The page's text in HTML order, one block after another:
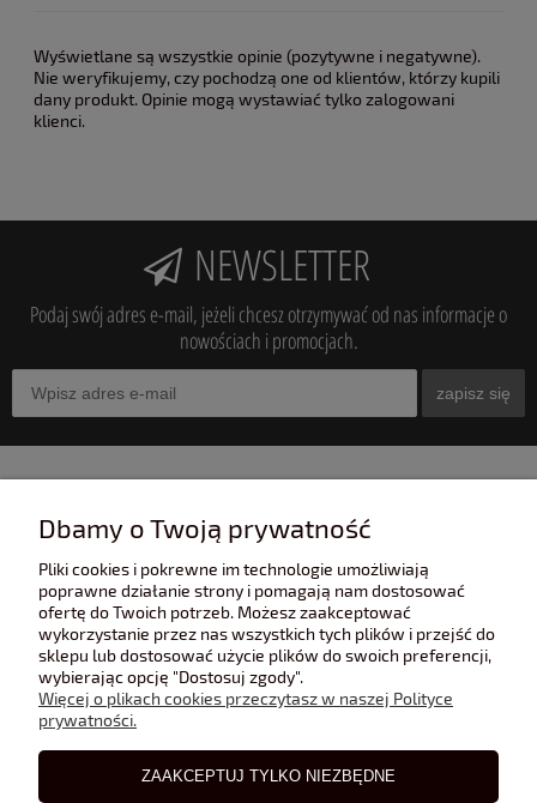
Wyświetlane są wszystkie opinie (pozytywne i negatywne).
Nie weryfikujemy, czy pochodzą one od klientów, którzy kupili
dany produkt. Opinie mogą wystawiać tylko zalogowani
klienci.
NEWSLETTER
Podaj swój adres e-mail, jeżeli chcesz otrzymywać od nas informacje o
nowościach i promocjach.
zapisz się
POMOC
POLECANE STRONY
BLOG
Dbamy o Twoją prywatność
Pliki cookies i pokrewne im technologie umożliwiają
poprawne działanie strony i pomagają nam dostosować
ofertę do Twoich potrzeb. Możesz zaakceptować
wykorzystanie przez nas wszystkich tych plików i przejść do
sklepu lub dostosować użycie plików do swoich preferencji,
wybierając opcję "Dostosuj zgody".
Więcej o plikach cookies przeczytasz w naszej Polityce
prywatności.
ZAAKCEPTUJ TYLKO NIEZBĘDNE